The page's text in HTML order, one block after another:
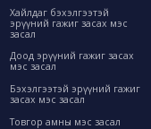
Хайлдаг бэхэлгээтэй
эрүүний гажиг засах мэс
засал
Доод эрүүний гажиг засах
мэс засал
Бэхэлгээтэй эрүүний гажиг
засах мэс засал
Товгор амны мэс засал